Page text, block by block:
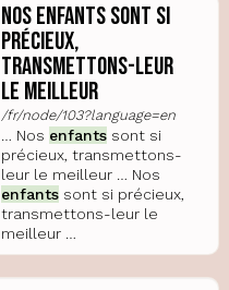
Nos enfants sont si
précieux,
transmettons-leur
le meilleur
/fr/node/103?language=en
… Nos enfants sont si
précieux, transmettons-
leur le meilleur … Nos
enfants sont si précieux,
transmettons-leur le
meilleur …